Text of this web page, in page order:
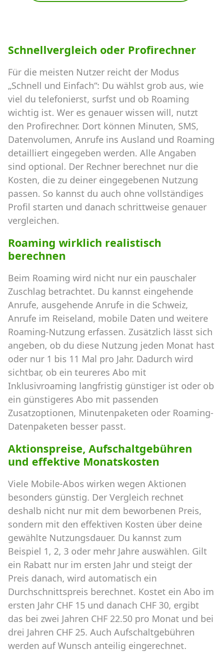
Schnellvergleich oder Profirechner
Für die meisten Nutzer reicht der Modus
„Schnell und Einfach“: Du wählst grob aus, wie
viel du telefonierst, surfst und ob Roaming
wichtig ist. Wer es genauer wissen will, nutzt
den Profirechner. Dort können Minuten, SMS,
Datenvolumen, Anrufe ins Ausland und Roaming
detailliert eingegeben werden. Alle Angaben
sind optional. Der Rechner berechnet nur die
Kosten, die zu deiner eingegebenen Nutzung
passen. So kannst du auch ohne vollständiges
Profil starten und danach schrittweise genauer
vergleichen.
Roaming wirklich realistisch
berechnen
Beim Roaming wird nicht nur ein pauschaler
Zuschlag betrachtet. Du kannst eingehende
Anrufe, ausgehende Anrufe in die Schweiz,
Anrufe im Reiseland, mobile Daten und weitere
Roaming-Nutzung erfassen. Zusätzlich lässt sich
angeben, ob du diese Nutzung jeden Monat hast
oder nur 1 bis 11 Mal pro Jahr. Dadurch wird
sichtbar, ob ein teureres Abo mit
Inklusivroaming langfristig günstiger ist oder ob
ein günstigeres Abo mit passenden
Zusatzoptionen, Minutenpaketen oder Roaming-
Datenpaketen besser passt.
Aktionspreise, Aufschaltgebühren
und effektive Monatskosten
Viele Mobile-Abos wirken wegen Aktionen
besonders günstig. Der Vergleich rechnet
deshalb nicht nur mit dem beworbenen Preis,
sondern mit den effektiven Kosten über deine
gewählte Nutzungsdauer. Du kannst zum
Beispiel 1, 2, 3 oder mehr Jahre auswählen. Gilt
ein Rabatt nur im ersten Jahr und steigt der
Preis danach, wird automatisch ein
Durchschnittspreis berechnet. Kostet ein Abo im
ersten Jahr CHF 15 und danach CHF 30, ergibt
das bei zwei Jahren CHF 22.50 pro Monat und bei
drei Jahren CHF 25. Auch Aufschaltgebühren
werden auf Wunsch anteilig eingerechnet.